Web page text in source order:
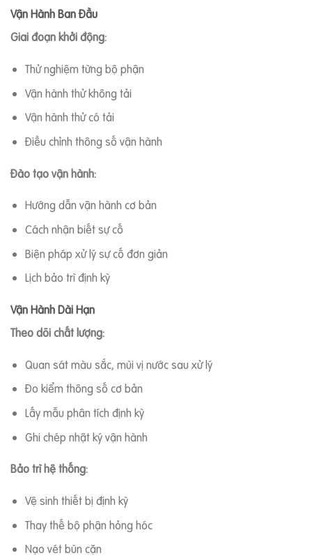
Vận Hành Ban Đầu
Giai đoạn khởi động:
Thử nghiệm từng bộ phận
Vận hành thử không tải
Vận hành thử có tải
Điều chỉnh thông số vận hành
Đào tạo vận hành:
Hướng dẫn vận hành cơ bản
Cách nhận biết sự cố
Biện pháp xử lý sự cố đơn giản
Lịch bảo trì định kỳ
Vận Hành Dài Hạn
Theo dõi chất lượng:
Quan sát màu sắc, mùi vị nước sau xử lý
Đo kiểm thông số cơ bản
Lấy mẫu phân tích định kỳ
Ghi chép nhật ký vận hành
Bảo trì hệ thống:
Vệ sinh thiết bị định kỳ
Thay thế bộ phận hỏng hóc
Nạo vét bùn cặn